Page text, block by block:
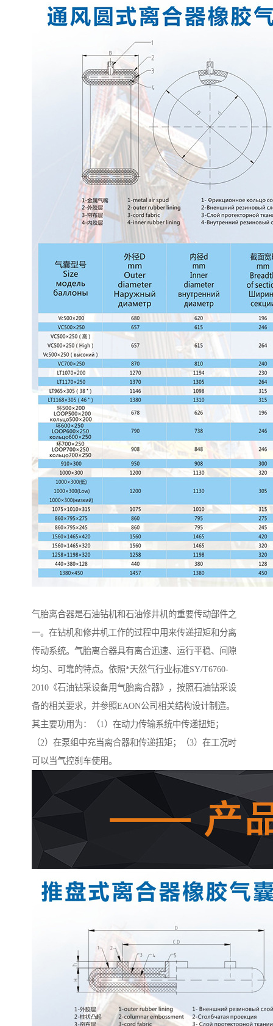
气胎离合器是石油钻机和石油修井机的重要传动部件之
一。在钻机和修井机工作的过程中用来传递扭矩和分离
传动系统。气胎离合器具有离合迅速、运行平稳、间隙
均匀、可靠的特点。依照*天然气行业标准SY/T6760-
2010《石油钻采设备用气胎离合器》，按照石油钻采设
备的相关要求，并参照EAON公司相关结构设计制造。
其主要功用为：（1）在动力传输系统中传递扭矩；
（2）在泵组中充当离合器和传递扭矩；（3）在工况时
可以当气控刹车使用。